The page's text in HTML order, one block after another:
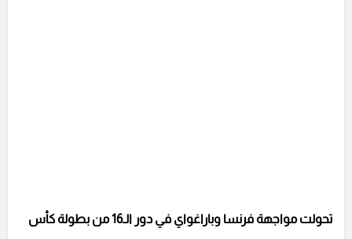
تحولت مواجهة فرنسا وباراغواي في دور الـ16 من بطولة كأس